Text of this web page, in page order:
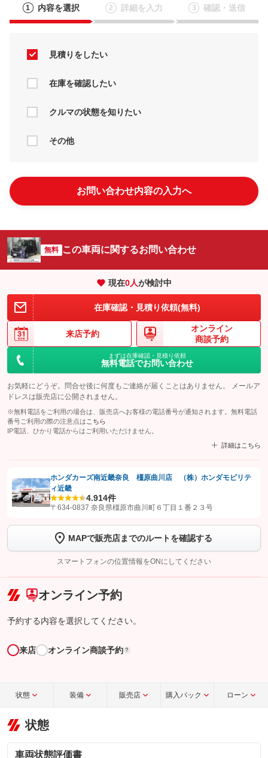
1 内容を選択 2 詳細を入力 3 確認・送信
見積りをしたい
在庫を確認したい
クルマの状態を知りたい
その他
お問い合わせ内容の入力へ
無料 この車両に関するお問い合わせ
現在0人が検討中
在庫確認・見積り依頼(無料)
来店予約
オンライン
商談予約
まずは在庫確認・見積り依頼
無料電話でお問い合わせ
お気軽にどうぞ。問合せ後に何度もご連絡が届くことはありません。 メールア
ドレスは販売店に公開されません。
※無料電話をご利用の場合は、販売店へお客様の電話番号が通知されます。無料電話
番号ご利用の際の注意点は こちら
IP電話、ひかり電話からはご利用いただけません。
詳細はこちら
【STEP1】認証画面でグーネットを友だち追加してから「許可する」ボタンを押
します
【STEP2】 トーク画面で
完了してください。
こちら
ホンダカーズ南近畿奈良 橿原曲川店 （株）ホンダモビリテ
ィ近畿
4.914件
〒634-0837 奈良県橿原市曲川町６丁目１番２３号
MAPで販売店までのルートを確認する
スマートフォンの位置情報をONにしてください
オンライン予約
予約する内容を選択してください。
来店 オンライン商談予約 ?
状態 装備 販売店 購入パック ローン
状態
車両状態評価書